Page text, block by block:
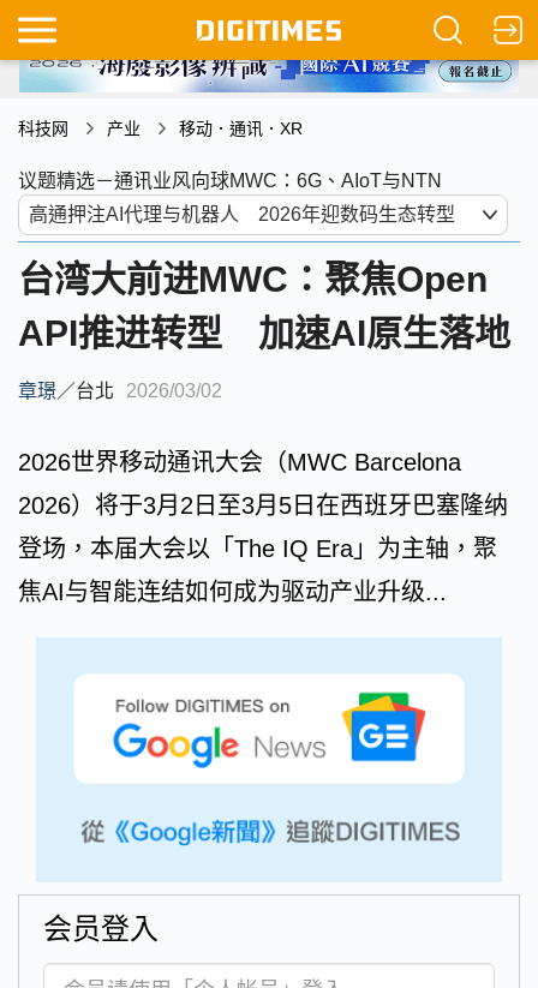
科技网 产业 移动．通讯．XR
议题精选－通讯业风向球MWC：6G、AIoT与NTN
台湾大前进MWC：聚焦Open
API推进转型 加速AI原生落地
章璟／台北 2026/03/02
2026世界移动通讯大会（MWC Barcelona
2026）将于3月2日至3月5日在西班牙巴塞隆纳
登场，本届大会以「The IQ Era」为主轴，聚
焦AI与智能连结如何成为驱动产业升级...
会员登入